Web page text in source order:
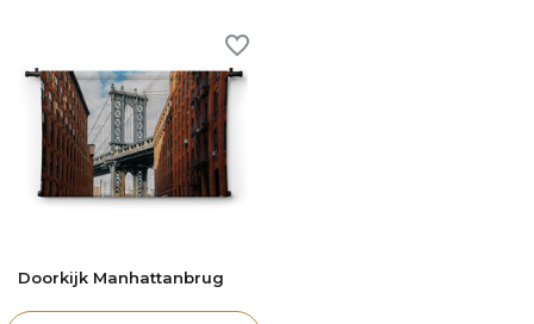
Doorkijk Manhattanbrug